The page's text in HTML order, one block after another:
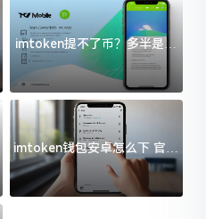
imtoken提不了币？多半是这
几件事没处理好
imtoken钱包安卓怎么下 官方
渠道避坑指南